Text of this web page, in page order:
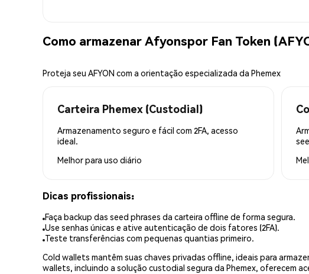
Como armazenar Afyonspor Fan Token
Proteja seu AFYON com a orientação especializada da Phemex
Carteira Phemex (Custodial)
Armazenamento seguro e fácil com 2FA, acesso
ideal.
Melhor para uso diário
Dicas profissionais:
Faça backup das seed phrases da carteira offline de forma segura.
Use senhas únicas e ative autenticação de dois fatores (2FA).
Teste transferências com pequenas quantias primeiro.
Cold wallets mantêm suas chaves privadas offline, ideais para
wallets, incluindo a solução custodial segura da Phemex, oferecem